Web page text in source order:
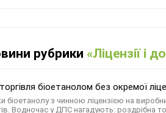
рубрики «Ліцензії і
біоетанолом без окремої
біоетанолу з чинною ліцензією на
Водночас у ДПС нагадують: роздрібна